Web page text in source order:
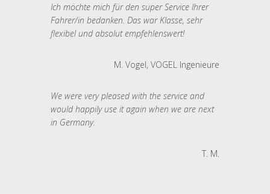
Ich möchte mich für den super Service Ihrer
Fahrer/in bedanken. Das war Klasse, sehr
flexibel und absolut empfehlenswert!
M. Vogel, VOGEL Ingenieure
We were very pleased with the service and
would happily use it again when we are next
in Germany.
T. M.